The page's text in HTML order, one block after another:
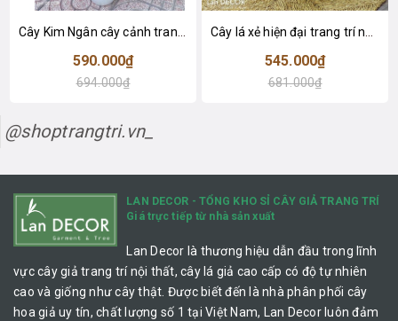
590.000₫
694.000₫
545.000₫
681.000₫
@shoptrangtri.vn_
LAN DECOR - TỔNG KHO SỈ CÂY GIẢ TRANG TRÍ
Giá trực tiếp từ nhà sản xuất
Lan Decor là thương hiệu dẫn đầu trong lĩnh
vực cây giả trang trí nội thất, cây lá giả cao cấp có độ tự nhiên
cao và giống như cây thật. Được biết đến là nhà phân phối cây
hoa giả uy tín, chất lượng số 1 tại Việt Nam, Lan Decor luôn đảm